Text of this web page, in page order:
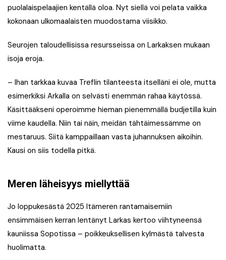
puolalaispelaajien kentällä oloa. Nyt siellä voi pelata vaikka
kokonaan ulkomaalaisten muodostama viisikko.
Seurojen taloudellisissa resursseissa on Larkaksen mukaan
isoja eroja.
– Ihan tarkkaa kuvaa Treflin tilanteesta itselläni ei ole, mutta
esimerkiksi Arkalla on selvästi enemmän rahaa käytössä.
Käsittääkseni operoimme hieman pienemmällä budjetilla kuin
viime kaudella. Niin tai näin, meidän tähtäimessämme on
mestaruus. Siitä kamppaillaan vasta juhannuksen aikoihin.
Kausi on siis todella pitkä.
Meren läheisyys miellyttää
Jo loppukesästä 2025 Itämeren rantamaisemiin
ensimmäisen kerran lentänyt Larkas kertoo viihtyneensä
kauniissa Sopotissa – poikkeuksellisen kylmästä talvesta
huolimatta.